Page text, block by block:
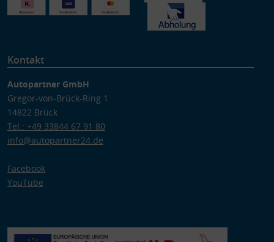
Kontakt
Autopartner GmbH
Gregor-von-Brück-Ring 1
14822 Brück
Tel.: +49 33844 67 91 80
info@autopartner24.de
Facebook
YouTube